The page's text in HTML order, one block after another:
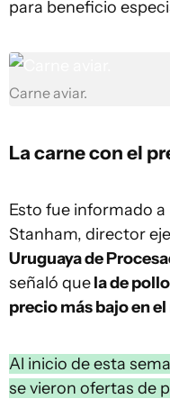
para beneficio
Carne aviar.
La carne con el
Esto fue informado a
Stanham, director
Uruguaya de
señaló quela de
precio más bajo en
Al inicio de esta
se vieron ofertas de